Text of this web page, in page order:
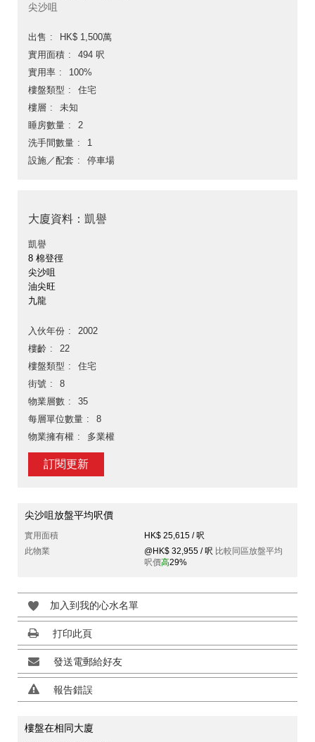
尖沙咀
出售
HK$ 1,500萬
實用面積
494 呎
實用率
100%
樓盤類型
住宅
樓層
未知
睡房數量
2
洗手間數量
1
設施／配套
停車場
大廈資料：凱譽
凱譽
8 棉登徑
尖沙咀
油尖旺
九龍
入伙年份
2002
樓齡
22
樓盤類型
住宅
街號
8
物業層數
35
每層單位數量
8
物業擁有權
多業權
訂閱更新
尖沙咀放盤平均呎價
實用面積
HK$ 25,615 / 呎
此物業
@HK$ 32,955 / 呎 比較同區放盤平均
呎價高29%
加入到我的心水名單
打印此頁
發送電郵給好友
報告錯誤
樓盤在相同大廈